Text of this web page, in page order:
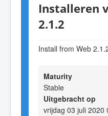
Installeren
2.1.2
Install from Web
Maturity
Stable
Uitgebracht op
vrijdag 03 juli 2020